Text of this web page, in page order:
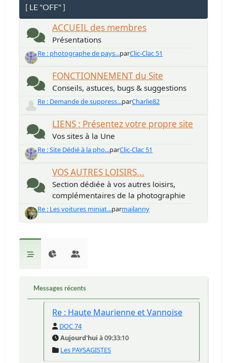
[ LE "OFF" ]
ACCUEIL des membres
Présentations
Re : photographe de pays...parClic-Clac 51
FONCTIONNEMENT du Site
Conseils, astuces, bugs & suggestions
Re : Demande de suppress...parCharlie82
LIENS : Présentez votre propre site
Vos sites à la Une
Re : Site Dédié à la pho...parClic-Clac 51
VOS AUTRES LOISIRS...
Section dédiée à vos autres loisirs,
complémentaires de la photographie
Re : Les voitures miniat...parmailanny
Messages récents
Re : Haute Maurienne et Vannoise
DOC 74
Aujourd'hui à 09:33:10
Les PAYSAGISTES